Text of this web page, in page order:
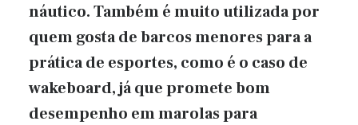
náutico. Também é muito utilizada por
quem gosta de barcos menores para a
prática de esportes, como é o caso de
wakeboard, já que promete bom
desempenho em marolas para